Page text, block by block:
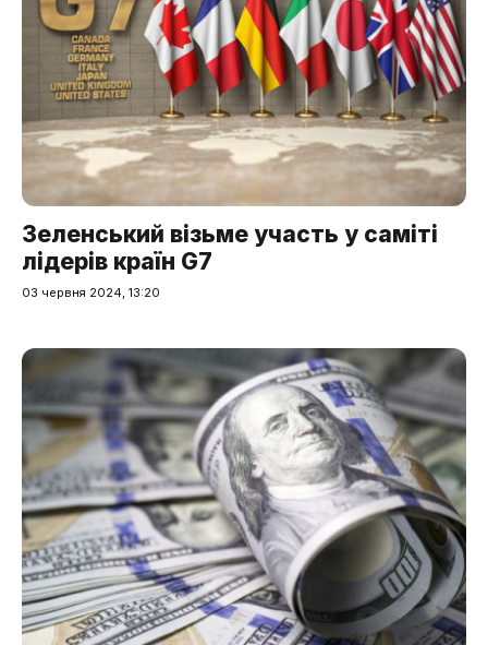
Зеленський візьме участь у саміті
лідерів країн G7
03 червня 2024, 13:20